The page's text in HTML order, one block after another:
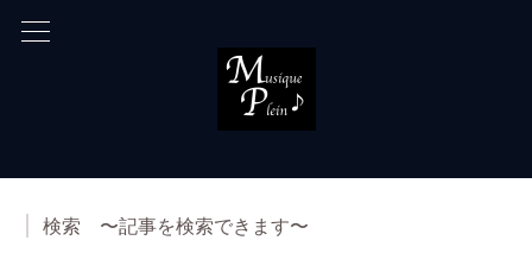
検索 〜記事を検索できます〜